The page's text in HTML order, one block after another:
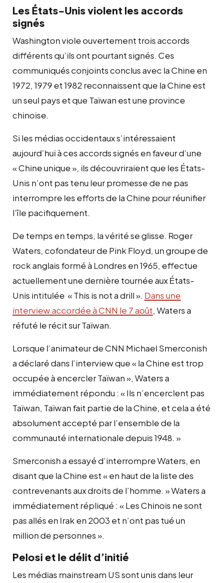
Les États-Unis violent les accords
signés
Washington viole ouvertement trois accords
différents qu’ils ont pourtant signés. Ces
communiqués conjoints conclus avec la Chine en
1972, 1979 et 1982 reconnaissent que la Chine est
un seul pays et que Taïwan est une province
chinoise.
Si les médias occidentaux s’intéressaient
aujourd’hui à ces accords signés en faveur d’une
« Chine unique », ils découvriraient que les États-
Unis n’ont pas tenu leur promesse de ne pas
interrompre les efforts de la Chine pour réunifier
l’île pacifiquement.
De temps en temps, la vérité se glisse. Roger
Waters, cofondateur de Pink Floyd, un groupe de
rock anglais formé à Londres en 1965, effectue
actuellement une dernière tournée aux États-
Unis intitulée « This is not a drill ». Dans une
interview accordée à CNN le 7 août, Waters a
réfuté le récit sur Taïwan.
Lorsque l’animateur de CNN Michael Smerconish
a déclaré dans l’interview que « la Chine est trop
occupée à encercler Taïwan », Waters a
immédiatement répondu : « Ils n’encerclent pas
Taïwan, Taïwan fait partie de la Chine, et cela a été
absolument accepté par l’ensemble de la
communauté internationale depuis 1948. »
Smerconish a essayé d’interrompre Waters, en
disant que la Chine est « en haut de la liste des
contrevenants aux droits de l’homme. » Waters a
immédiatement répliqué : « Les Chinois ne sont
pas allés en Irak en 2003 et n’ont pas tué un
million de personnes ».
Pelosi et le délit d’initié
Les médias mainstream US sont unis dans leur